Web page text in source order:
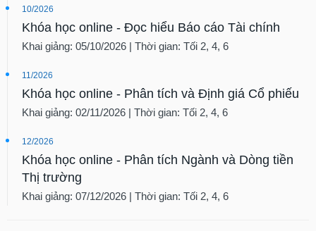
10/2026
Khóa học online - Đọc hiểu Báo cáo Tài chính
Khai giảng: 05/10/2026 | Thời gian: Tối 2, 4, 6
11/2026
Khóa học online - Phân tích và Định giá Cổ phiếu
Khai giảng: 02/11/2026 | Thời gian: Tối 2, 4, 6
12/2026
Khóa học online - Phân tích Ngành và Dòng tiền
Thị trường
Khai giảng: 07/12/2026 | Thời gian: Tối 2, 4, 6